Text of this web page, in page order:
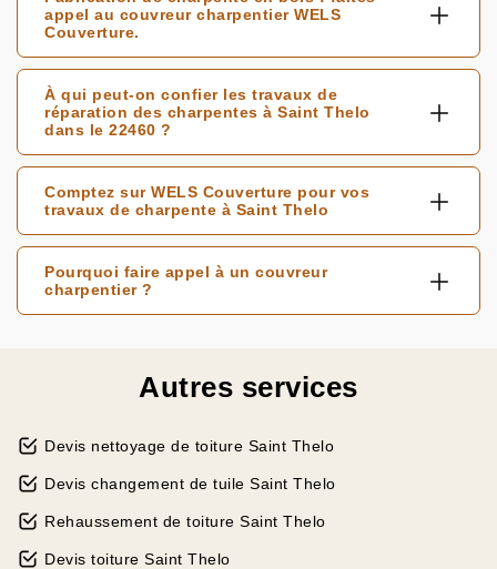
appel au couvreur charpentier WELS
Couverture.
À qui peut-on confier les travaux de
réparation des charpentes à Saint Thelo
dans le 22460 ?
Comptez sur WELS Couverture pour vos
travaux de charpente à Saint Thelo
Pourquoi faire appel à un couvreur
charpentier ?
Autres services
Devis nettoyage de toiture Saint Thelo
Devis changement de tuile Saint Thelo
Rehaussement de toiture Saint Thelo
Devis toiture Saint Thelo